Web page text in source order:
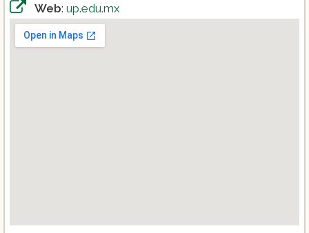
Web: up.edu.mx